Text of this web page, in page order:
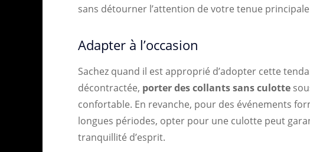
sans détourner l’attention de votre tenue
Adapter à l’occasion
Sachez quand il est approprié d’adopter cette
décontractée, porter des collants sans culotte
confortable. En revanche, pour des événements
longues périodes, opter pour une culotte peut
tranquillité d’esprit.